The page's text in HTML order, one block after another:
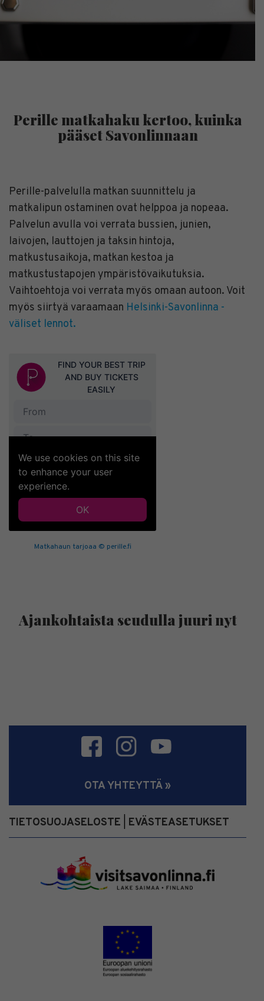
Perille matkahaku kertoo, kuinka
pääset Savonlinnaan
Perille-palvelulla matkan suunnittelu ja
matkalipun ostaminen ovat helppoa ja nopeaa.
Palvelun avulla voi verrata bussien, junien,
laivojen, lauttojen ja taksin hintoja,
matkustusaikoja, matkan kestoa ja
matkustustapojen ympäristövaikutuksia.
Vaihtoehtoja voi verrata myös omaan autoon. Voit
myös siirtyä varaamaan Helsinki-Savonlinna -
väliset lennot.
Matkahaun tarjoaa © perille.fi
Ajankohtaista seudulla juuri nyt
OTA YHTEYTTÄ »
TIETOSUOJASELOSTE EVÄSTEASETUKSET